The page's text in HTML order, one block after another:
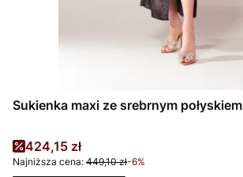
Sukienka maxi ze srebrnym połyskiem
Cena promocyjna
424,15 zł
Najniższa cena: 449,10 zł-6%